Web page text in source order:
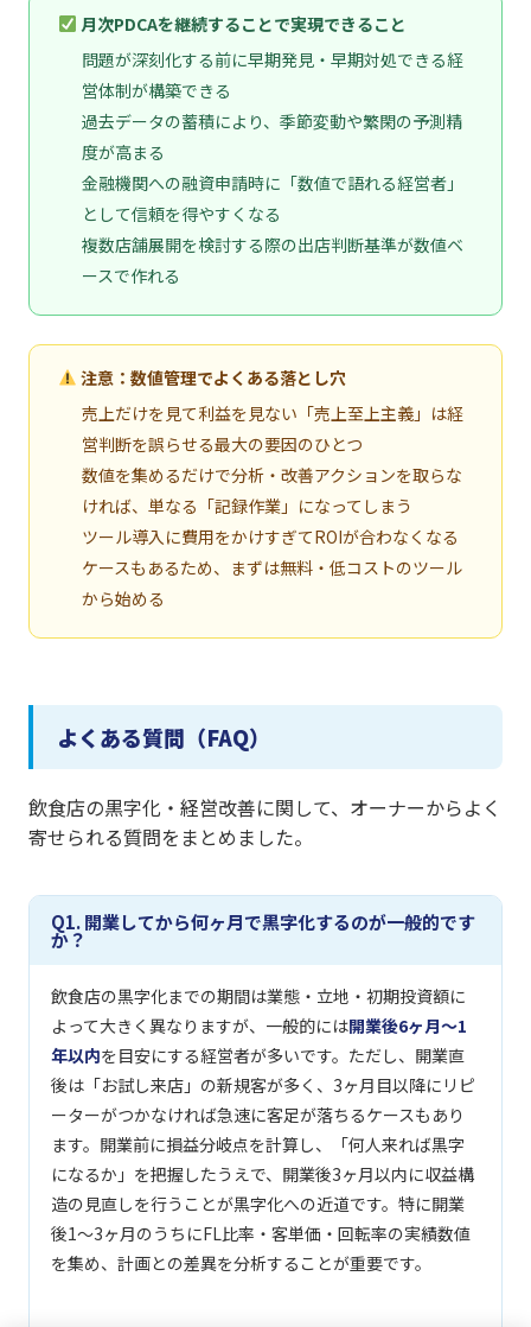
月次PDCAを継続することで実現できること
問題が深刻化する前に早期発見・早期対処できる経
営体制が構築できる
過去データの蓄積により、季節変動や繁閑の予測精
度が高まる
金融機関への融資申請時に「数値で語れる経営者」
として信頼を得やすくなる
複数店舗展開を検討する際の出店判断基準が数値ベ
ースで作れる
注意：数値管理でよくある落とし穴
売上だけを見て利益を見ない「売上至上主義」は経
営判断を誤らせる最大の要因のひとつ
数値を集めるだけで分析・改善アクションを取らな
ければ、単なる「記録作業」になってしまう
ツール導入に費用をかけすぎてROIが合わなくなる
ケースもあるため、まずは無料・低コストのツール
から始める
よくある質問（FAQ）
飲食店の黒字化・経営改善に関して、オーナーからよく
寄せられる質問をまとめました。
Q1. 開業してから何ヶ月で黒字化するのが一般的です
か？
飲食店の黒字化までの期間は業態・立地・初期投資額に
よって大きく異なりますが、一般的には開業後6ヶ月〜1
年以内を目安にする経営者が多いです。ただし、開業直
後は「お試し来店」の新規客が多く、3ヶ月目以降にリピ
ーターがつかなければ急速に客足が落ちるケースもあり
ます。開業前に損益分岐点を計算し、「何人来れば黒字
になるか」を把握したうえで、開業後3ヶ月以内に収益構
造の見直しを行うことが黒字化への近道です。特に開業
後1〜3ヶ月のうちにFL比率・客単価・回転率の実績数値
を集め、計画との差異を分析することが重要です。